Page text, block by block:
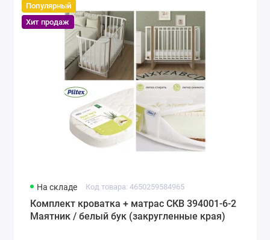
Популярный
Хит продаж
На складе Код товара: 4650259584965
Комплект кроватка + матрас СКВ 394001-6-2
Маятник / белый бук (закругленные края)